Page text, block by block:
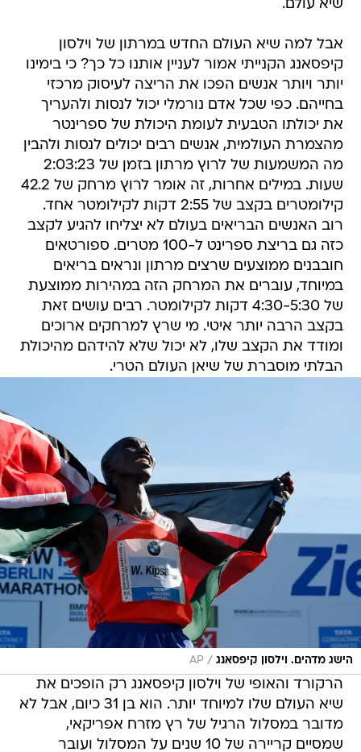
שיא עולם.
אבל למה שיא העולם החדש במרתון של וילסון
קיפסאנג הקנייתי אמור לעניין אותנו כל כך? כי בימינו
יותר ויותר אנשים הפכו את הריצה לעיסוק מרכזי
בחייהם. כפי שכל אדם נורמלי יכול לנסות ולהעריך
את יכולתו הטבעית לעומת היכולת של ספרינטר
מהצמרת העולמית, אנשים רבים יכולים לנסות ולהבין
מה המשמעות של לרוץ מרתון בזמן של 2:03:23
שעות. במילים אחרות, זה אומר לרוץ מרחק של 42.2
קילומטרים בקצב של 2:55 דקות לקילומטר אחד.
רוב האנשים הבריאים בעולם לא יצליחו להגיע לקצב
כזה גם בריצת ספרינט ל-100 מטרים. ספורטאים
חובבנים ממוצעים שרצים מרתון ונראים בריאים
במיוחד, עוברים את המרחק הזה במהירות ממוצעת
של 4:30-5:30 דקות לקילומטר. רבים עושים זאת
בקצב הרבה יותר איטי. מי שרץ למרחקים ארוכים
ומודד את הקצב שלו, לא יכול שלא להידהם מהיכולת
הבלתי מוסברת של שיאן העולם הטרי.
הישג מדהים. וילסון קיפסאנג /
AP
הרקורד והאופי של וילסון קיפסאנג רק הופכים את
שיא העולם שלו למיוחד יותר. הוא בן 31 כיום, אבל לא
מדובר במסלול הרגיל של רץ מזרח אפריקאי,
שמסיים קריירה של 10 שנים על המסלול ועובר